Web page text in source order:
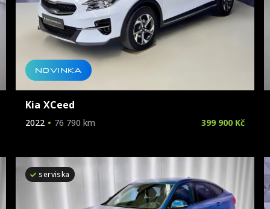
NOVINKA
Kia XCeed
2022 76 790 km 399 900 Kč
serviska